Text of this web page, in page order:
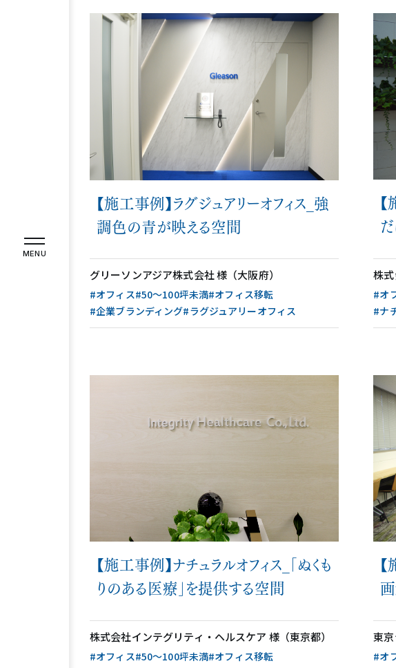
MENU
REASON 選ばれる理由
SERVICE サービス内容
オフィス移転プロジェクトマネジメント
オフィス
オフィスファシリティ
オフィスビルリノベーション
WORKS
VOICE
インタビュー お客様の声
COMPANY 企業情報
RECRUIT
スタッフ紹介 募集要項 エントリーフォーム
【施工事例】ラグジュアリーオフィス_強
調色の青が映える空間
グリーソンアジア株式会社 様（大阪府）
#オフィス#50〜100坪未満#オフィス移転
#企業ブランディング#ラグジュアリーオフィス
株
#オ
#ナ
【施工事例】ナチュラルオフィス_「ぬくも
りのある医療」を提供する空間
株式会社インテグリティ・ヘルスケア 様（東京都）
#オフィス#50〜100坪未満#オフィス移転
#オ